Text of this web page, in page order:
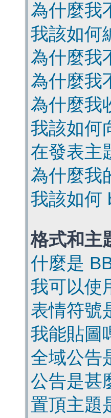
為什麼我
我該如何
為什麼我
為什麼我
為什麼我
我該如何
在發表主
為什麼我
我該如何
格式和主
什麼是
我可以使
表情符號
我能貼圖
全域公告
公告是甚
置頂主題